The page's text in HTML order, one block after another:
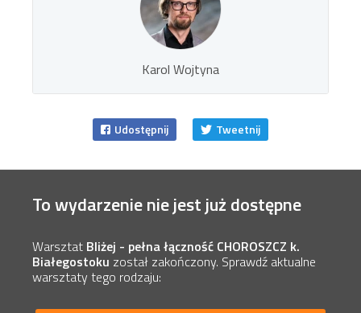
Karol Wojtyna
Udostępnij Tweetnij
To wydarzenie nie jest już dostępne
Warsztat Bliżej - pełna łączność CHOROSZCZ k.
Białegostoku został zakończony. Sprawdź aktualne
warsztaty tego rodzaju: